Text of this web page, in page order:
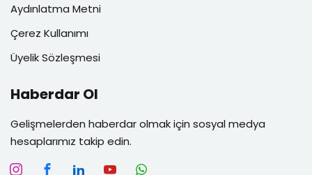
Aydınlatma Metni
Çerez Kullanımı
Üyelik Sözleşmesi
Haberdar Ol
Gelişmelerden haberdar olmak için sosyal medya
hesaplarımız takip edin.